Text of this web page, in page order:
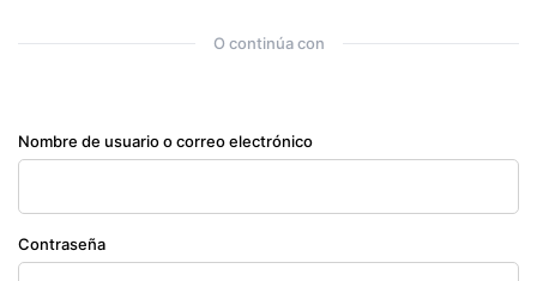
O continúa con
Nombre de usuario o correo electrónico
Contraseña